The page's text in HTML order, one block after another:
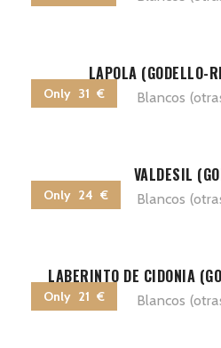
Only 31 €
LAPOLA (GODELLO-
Blancos
Only 24 €
VALDESIL
Blancos
Only 21 €
LABERINTO DE CIDONIA
Blancos